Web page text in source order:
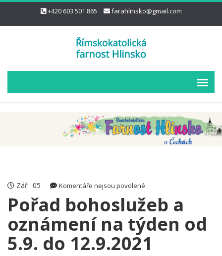
+420 603 501 865 farahlinsko@gmail.com
Zář 05 Komentáře nejsou povolené
textu
s
názvem
Pořad
bohoslužeb
Pořad bohoslužeb a
oznámení na týden od
5.9. do 12.9.2021